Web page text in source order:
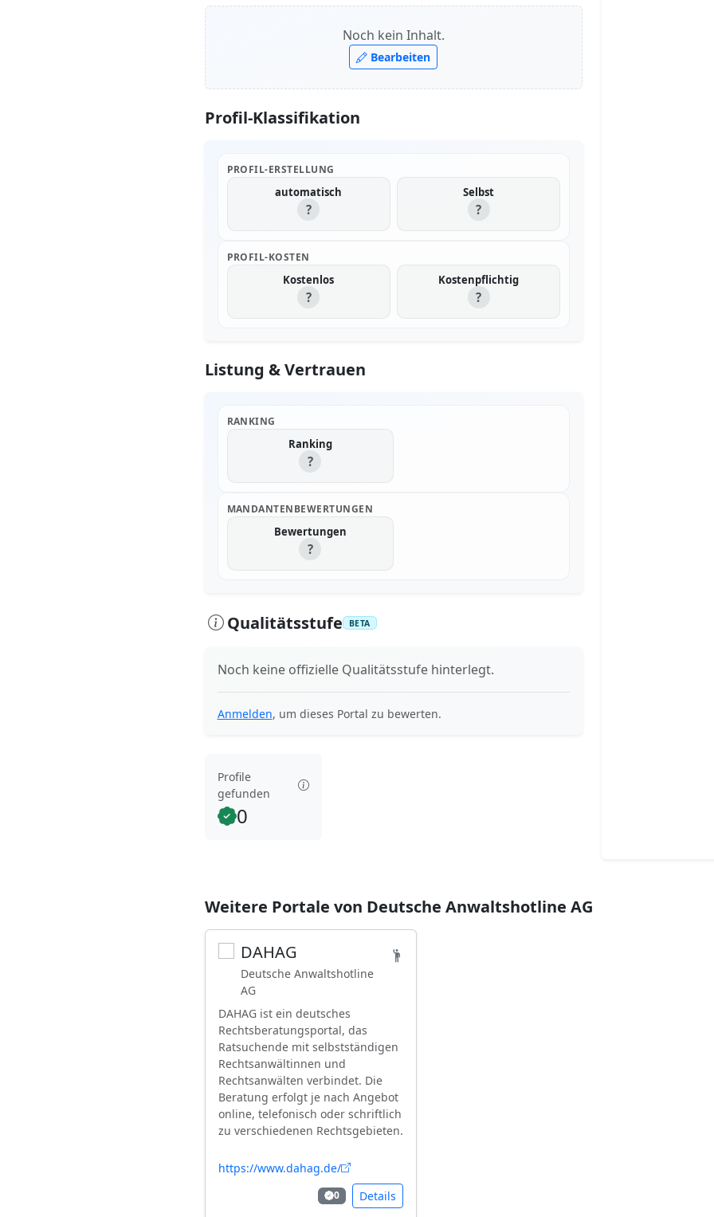
Noch kein Inhalt.
Bearbeiten
Profil-Klassifikation
PROFIL-ERSTELLUNG
automatisch
?
Selbst
?
PROFIL-KOSTEN
Kostenlos
?
Kostenpflichtig
?
Listung & Vertrauen
RANKING
Ranking
?
MANDANTENBEWERTUNGEN
Bewertungen
?
Qualitätsstufe BETA
Noch keine offizielle Qualitätsstufe hinterlegt.
Anmelden, um dieses Portal zu bewerten.
Profile
gefunden
0
Weitere Portale von Deutsche Anwaltshotline AG
DAHAG
Deutsche Anwaltshotline
AG
DAHAG ist ein deutsches
Rechtsberatungsportal, das
Ratsuchende mit selbstständigen
Rechtsanwältinnen und
Rechtsanwälten verbindet. Die
Beratung erfolgt je nach Angebot
online, telefonisch oder schriftlich
zu verschiedenen Rechtsgebieten.
https://www.dahag.de/
0 Details